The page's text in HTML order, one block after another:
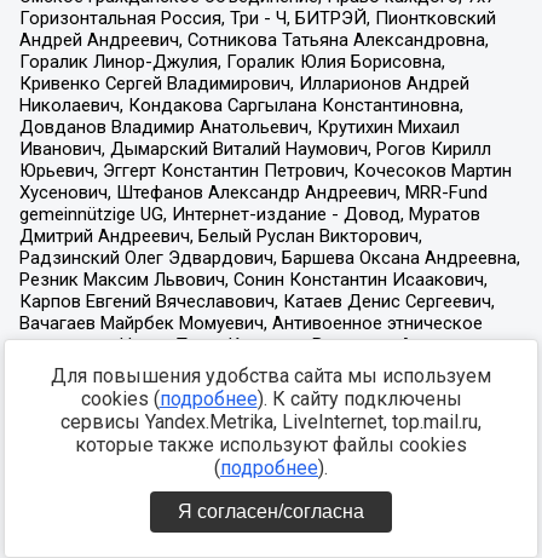
Для повышения удобства сайта мы используем
cookies (подробнее). К сайту подключены
сервисы Yandex.Metrika, LiveInternet, top.mail.ru,
которые также используют файлы cookies
(подробнее).
Я согласен/согласна